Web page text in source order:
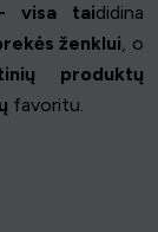
- visa taididina
ženklui, o
produktų
favoritu.